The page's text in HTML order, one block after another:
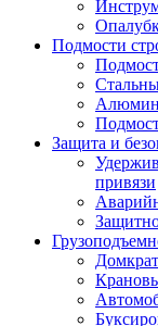
Подмости
Защита и
привязи